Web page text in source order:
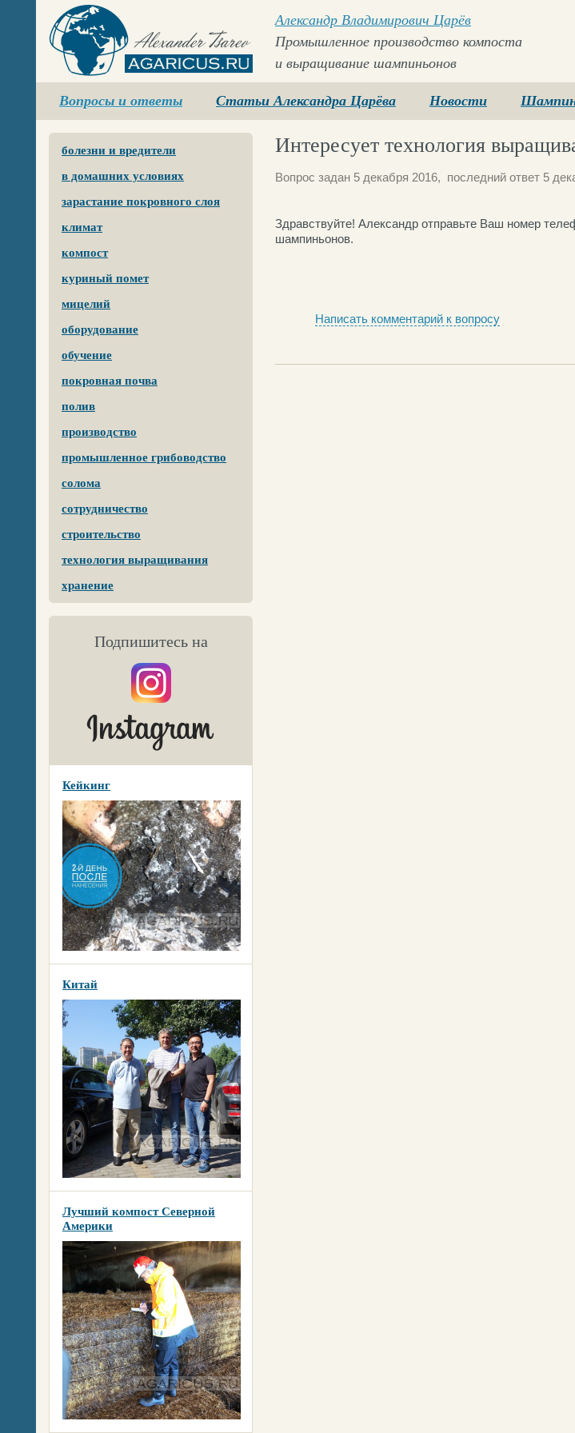
Agaricus.ru
Александр Владимирович Царёв
Промышленное производство компоста
и выращивание шампиньонов
Вопросы и ответы Статьи Александра Царёва Новости
болезни и вредители
в домашних условиях
зарастание покровного слоя
климат
компост
куриный помет
мицелий
оборудование
обучение
покровная почва
полив
производство
промышленное грибоводство
солома
сотрудничество
строительство
технология выращивания
хранение
Подпишитесь на
Кейкинг
Китай
Лучший компост Северной
Америки
Интересует технология
Вопрос задан 5 декабря 2016, последний ответ 5
Здравствуйте! Александр отправьте Ваш номер
шампиньонов.
Написать комментарий к вопросу